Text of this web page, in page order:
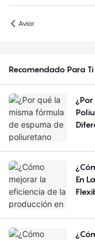
Aviar
Recomendado Para Ti
En